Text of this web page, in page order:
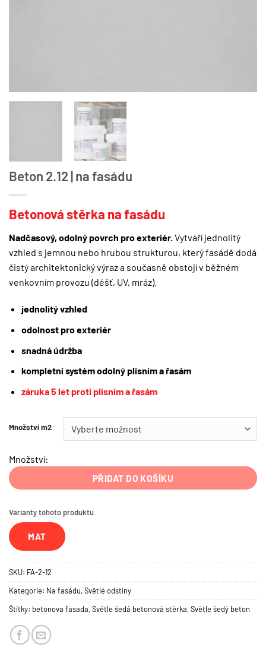
Beton 2.12 | na fasádu
Betonová stěrka na fasádu
Nadčasový, odolný povrch pro exteriér. Vytváří jednolitý
vzhled s jemnou nebo hrubou strukturou, který fasádě dodá
čistý architektonický výraz a současně obstojí v běžném
venkovním provozu (déšť, UV, mráz).
jednolitý vzhled
odolnost pro exteriér
snadná údržba
kompletní systémodolný plísním a řasám
záruka 5 let proti plísním a řasám
Množství m2
Množství:
PŘIDAT DO KOŠÍKU
Varianty tohoto produktu
MAT
SKU: FA-2-12
Kategorie: Na fasádu,Světlé odstíny
Štítky: betonova fasada,Světle šedá betonová stěrka,Světle šedý beton